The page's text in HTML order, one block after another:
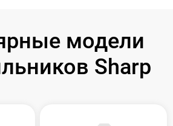
модели
Sharp